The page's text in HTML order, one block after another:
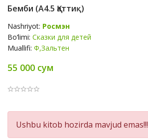
Бемби (A4.5 Қаттиқ)
Nashriyot: Росмэн
Bo‘limi: Сказки для детей
Muallifi: Ф,Зальтен
55 000 сум
Product
Summery
Ushbu kitob hozirda mavjud emas!!!